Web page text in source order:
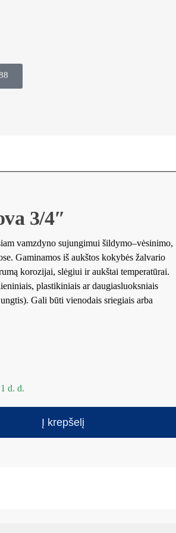
3/4″
vamzdyno sujungimui šildymo–vėsinimo,
Gaminamos iš aukštos kokybės žalvario
korozijai, slėgiui ir aukštai temperatūrai.
plastikiniais ar daugiasluoksniais
Gali būti vienodais sriegiais arba
d. d.
Į krepšelį